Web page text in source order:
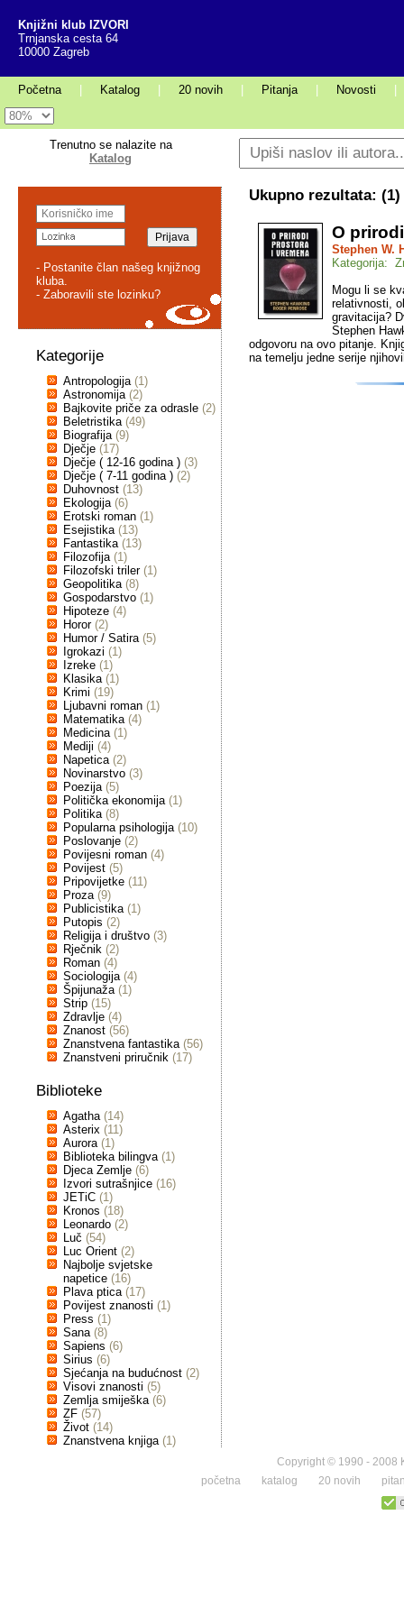
Knjižni klub IZVORI
Trnjanska cesta 64
10000 Zagreb
Početna Katalog 20 novih Pitanja Novosti
Trenutno se nalazite na
Katalog
- Postanite član našeg knjižnog
kluba.
- Zaboravili ste lozinku?
Kategorije
Antropologija (1)
Astronomija (2)
Bajkovite priče za odrasle (2)
Beletristika (49)
Biografija (9)
Dječje (17)
Dječje ( 12-16 godina ) (3)
Dječje ( 7-11 godina ) (2)
Duhovnost (13)
Ekologija (6)
Erotski roman (1)
Esejistika (13)
Fantastika (13)
Filozofija (1)
Filozofski triler (1)
Geopolitika (8)
Gospodarstvo (1)
Hipoteze (4)
Horor (2)
Humor / Satira (5)
Igrokazi (1)
Izreke (1)
Klasika (1)
Krimi (19)
Ljubavni roman (1)
Matematika (4)
Medicina (1)
Mediji (4)
Napetica (2)
Novinarstvo (3)
Poezija (5)
Politička ekonomija (1)
Politika (8)
Popularna psihologija (10)
Poslovanje (2)
Povijesni roman (4)
Povijest (5)
Pripovijetke (11)
Proza (9)
Publicistika (1)
Putopis (2)
Religija i društvo (3)
Rječnik (2)
Roman (4)
Sociologija (4)
Špijunaža (1)
Strip (15)
Zdravlje (4)
Znanost (56)
Znanstvena fantastika (56)
Znanstveni priručnik (17)
Biblioteke
Agatha (14)
Asterix (11)
Aurora (1)
Biblioteka bilingva (1)
Djeca Zemlje (6)
Izvori sutrašnjice (16)
JETiC (1)
Kronos (18)
Leonardo (2)
Luč (54)
Luc Orient (2)
Najbolje svjetske
napetice (16)
Plava ptica (17)
Povijest znanosti (1)
Press (1)
Sana (8)
Sapiens (6)
Sirius (6)
Sjećanja na budućnost (2)
Visovi znanosti (5)
Zemlja smiješka (6)
ZF (57)
Život (14)
Znanstvena knjiga (1)
Ukupno rezultata: (1)
O
Stephen W.
Kategorija:
Mogu li se
relativnosti,
gravitacija?
Stephen
odgovoru na ovo pitanje.
na temelju jedne serije
Copyright © 1990 - 2008
početna
katalog 20 novih